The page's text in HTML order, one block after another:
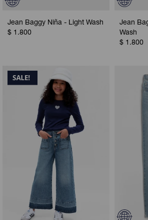
Jean Baggy Niña - Light Wash
$ 1.800
Jean
Wash
$ 1.800